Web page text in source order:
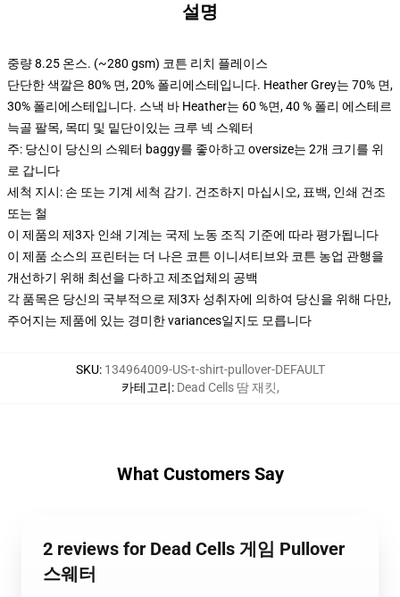
설명
중량 8.25 온스. (~280 gsm) 코튼 리치 플레이스
단단한 색깔은 80% 면, 20% 폴리에스테입니다. Heather Grey는 70% 면,
30% 폴리에스테입니다. 스낵 바 Heather는 60 %면, 40 % 폴리 에스테르
늑골 팔목, 목띠 및 밑단이있는 크루 넥 스웨터
주: 당신이 당신의 스웨터 baggy를 좋아하고 oversize는 2개 크기를 위
로 갑니다
세척 지시: 손 또는 기계 세척 감기. 건조하지 마십시오, 표백, 인쇄 건조
또는 철
이 제품의 제3자 인쇄 기계는 국제 노동 조직 기준에 따라 평가됩니다
이 제품 소스의 프린터는 더 나은 코튼 이니셔티브와 코튼 농업 관행을
개선하기 위해 최선을 다하고 제조업체의 공백
각 품목은 당신의 국부적으로 제3자 성취자에 의하여 당신을 위해 다만,
주어지는 제품에 있는 경미한 variances일지도 모릅니다
SKU: 134964009-US-t-shirt-pullover-DEFAULT
카테고리: Dead Cells 땀 재킷,
What Customers Say
2 reviews for Dead Cells 게임 Pullover
스웨터